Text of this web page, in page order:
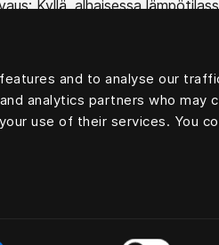
and to analyse our
analytics partners who may
use of their services. You
Kyllä, alhaisessa